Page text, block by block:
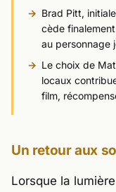
Brad Pitt,
cède
au personnage
Le choix de
locaux
film,
Un retour aux
Lorsque la